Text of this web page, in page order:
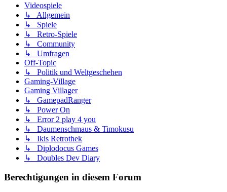
Videospiele
↳ Allgemein
↳ Spiele
↳ Retro-Spiele
↳ Community
↳ Umfragen
Off-Topic
↳ Politik und Weltgeschehen
Gaming-Village
Gaming Villager
↳ GamepadRanger
↳ Power On
↳ Error 2 play 4 you
↳ Daumenschmaus & Timokusu
↳ Ikis Retrothek
↳ Diplodocus Games
↳ Doubles Dev Diary
Berechtigungen in diesem Forum